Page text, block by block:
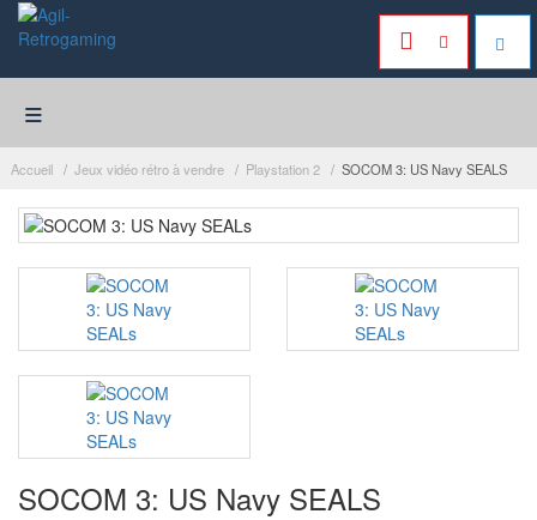
≡
Accueil Jeux vidéo rétro à vendre Playstation 2 SOCOM 3: US Navy SEALS
SOCOM 3: US Navy SEALS